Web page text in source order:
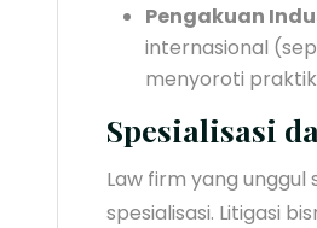
Pengakuan
internasional
menyoroti
Spesialisasi
Law firm yang
spesialisasi. Litigasi